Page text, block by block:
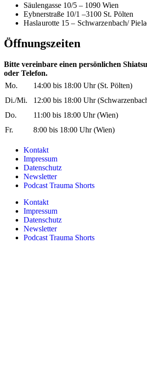
Säulengasse 10/5 – 1090 Wien
Eybnerstraße 10/1 –3100 St. Pölten
Haslaurotte 15 – Schwarzenbach/
Öffnungszeiten
Bitte vereinbare einen persönlichen
oder Telefon.
Mo.
14:00 bis 18:00 Uhr (St. Pölten)
Di./Mi.
12:00 bis 18:00 Uhr
Do.
11:00 bis 18:00 Uhr (Wien)
Fr.
8:00 bis 18:00 Uhr (Wien)
Kontakt
Impressum
Datenschutz
Newsletter
Podcast Trauma Shorts
Kontakt
Impressum
Datenschutz
Newsletter
Podcast Trauma Shorts